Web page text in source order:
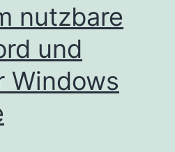
nutzbare
und
Windows